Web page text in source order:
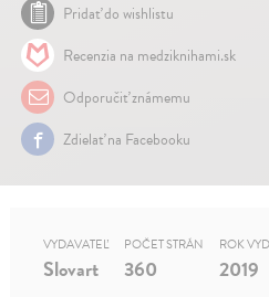
Pridať do wishlistu
Recenzia na medziknihami.sk
Odporučiť známemu
Zdielať na Facebooku
VYDAVATEĽ
Slovart
POČET STRÁN
360
ROK
2019